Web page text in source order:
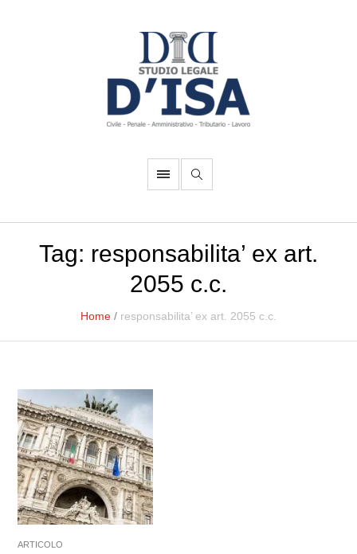
Tag: responsabilita’ ex art.
2055 c.c.
Home / responsabilita’ ex art. 2055 c.c.
ARTICOLO